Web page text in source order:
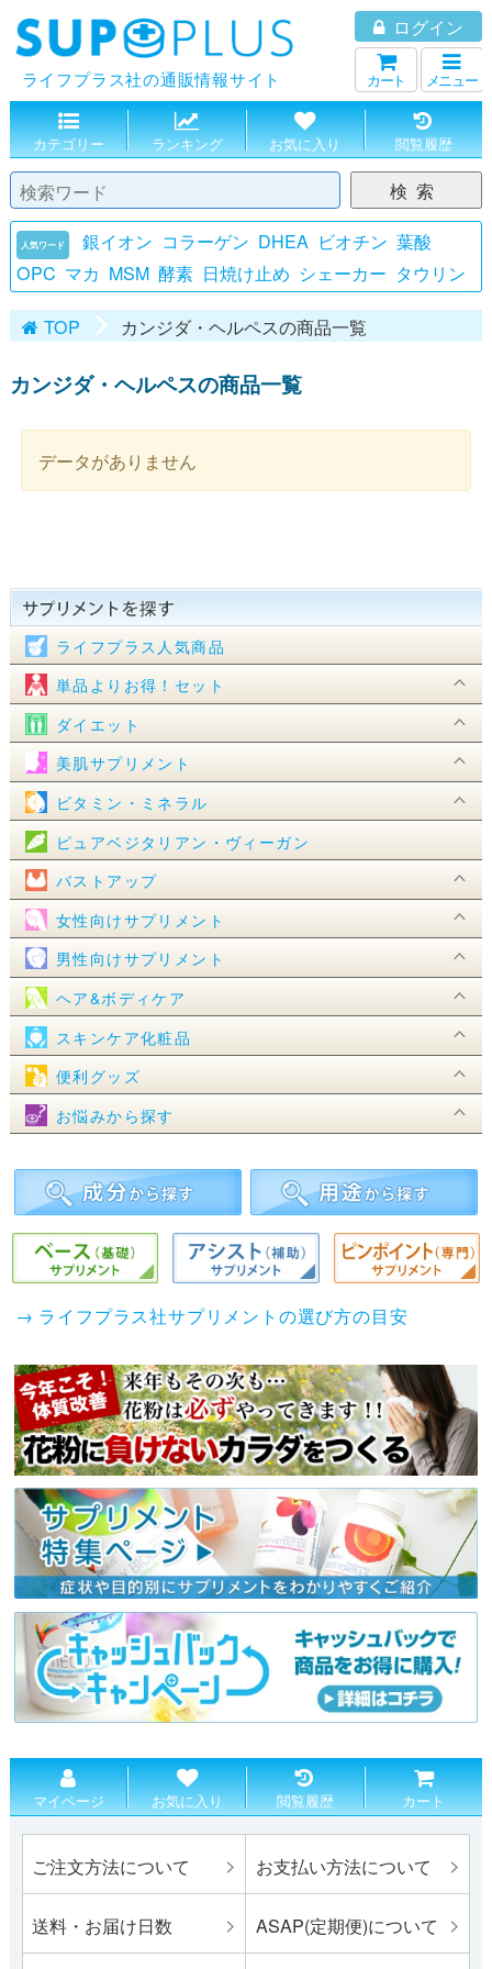
SUPPLUS
ライフプラス社の通販情報サイト
ログイン
カート メニュー
カテゴリー ランキング お気に入り 閲覧履歴
検索
人気ワード 銀イオン コラーゲン DHEA ビオチン 葉酸
OPC マカ MSM 酵素 日焼け止め シェーカー タウリン
TOP カンジダ・ヘルペスの商品一覧
カンジダ・ヘルペスの商品一覧
データがありません
ライフプラス人気商品
単品よりお得！セット
ダイエット
美肌サプリメント
ビタミン・ミネラル
ピュアベジタリアン・ヴィーガン
バストアップ
女性向けサプリメント
男性向けサプリメント
ヘア&ボディケア
スキンケア化粧品
便利グッズ
お悩みから探す
→ ライフプラス社サプリメントの選び方の目安
マイページ お気に入り 閲覧履歴 カート
ご注文方法について お支払い方法について
送料・お届け日数 ASAP(定期便)について